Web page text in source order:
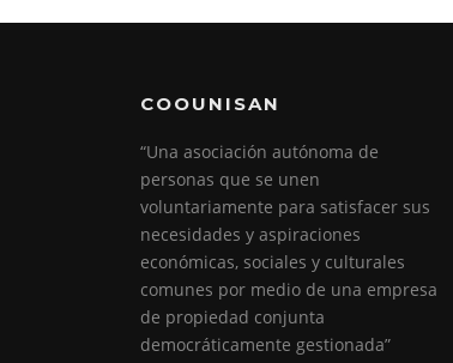
COOUNISAN
“Una asociación autónoma de
personas que se unen
voluntariamente para satisfacer sus
necesidades y aspiraciones
económicas, sociales y culturales
comunes por medio de una empresa
de propiedad conjunta
democráticamente gestionada”